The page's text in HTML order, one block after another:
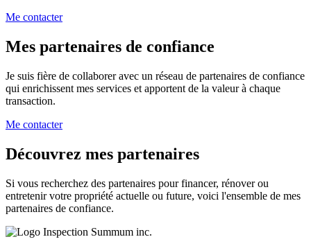
Me contacter
Mes partenaires de confiance
Je suis fière de collaborer avec un réseau de partenaires de confiance
qui enrichissent mes services et apportent de la valeur à chaque
transaction.
Me contacter
Découvrez mes partenaires
Si vous recherchez des partenaires pour financer, rénover ou
entretenir votre propriété actuelle ou future, voici l'ensemble de mes
partenaires de confiance.